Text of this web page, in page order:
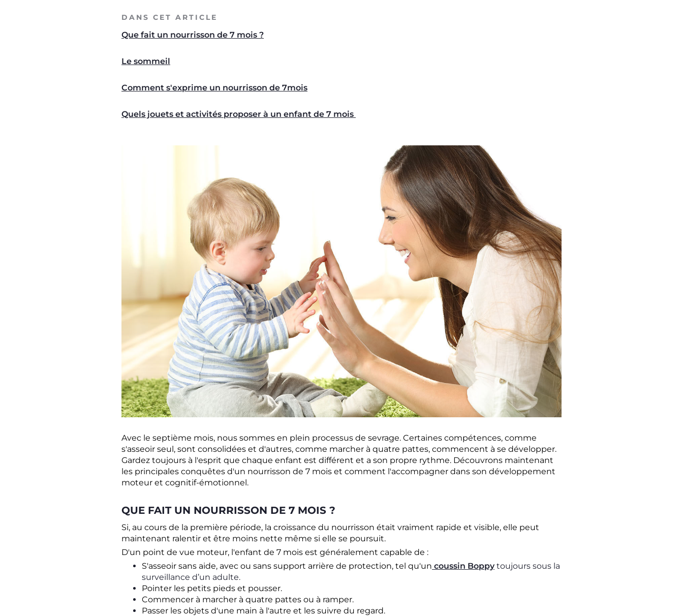
DANS CET ARTICLE
Que fait un nourrisson de 7 mois ?
Le sommeil
Comment s'exprime un nourrisson de 7mois
Quels jouets et activités proposer à un enfant de 7 mois
Avec le septième mois, nous sommes en plein processus de sevrage. Certaines compétences, comme
s'asseoir seul, sont consolidées et d'autres, comme marcher à quatre pattes, commencent à se développer.
Gardez toujours à l'esprit que chaque enfant est différent et a son propre rythme. Découvrons maintenant
les principales conquêtes d'un nourrisson de 7 mois et comment l'accompagner dans son développement
moteur et cognitif-émotionnel.
QUE FAIT UN NOURRISSON DE 7 MOIS ?
Si, au cours de la première période, la croissance du nourrisson était vraiment rapide et visible, elle peut
maintenant ralentir et être moins nette même si elle se poursuit.
D'un point de vue moteur, l'enfant de 7 mois est généralement capable de :
S'asseoir sans aide, avec ou sans support arrière de protection, tel qu'un coussin Boppy toujours sous la
surveillance d’un adulte.
Pointer les petits pieds et pousser.
Commencer à marcher à quatre pattes ou à ramper.
Passer les objets d'une main à l'autre et les suivre du regard.